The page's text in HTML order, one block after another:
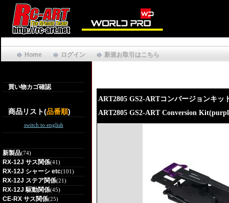
Home ログイン 新規お取引はこちら
買い物カゴ確認
商品リスト(品番順)
switch to english
新製品(74)
RX-12J サス関係(41)
RX-12J シャーシ etc(101)
RX-12J ステア関係(21)
RX-12J 駆動関係(45)
CE-RX サス関係(25)
ART2805 GS2-ARTコンバージョンキッ
ART2805 GS2-ART Conversion